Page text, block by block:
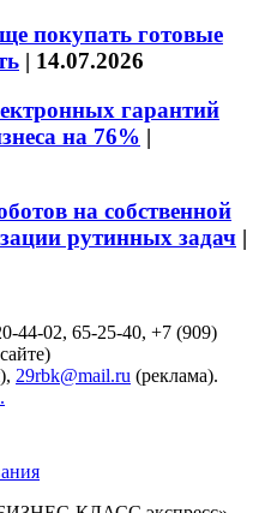
покупать готовые
| 14.07.2026
гарантий
на 76% |
на собственной
рутинных задач |
44-02, 65-25-40, +7 (909)
29rbk@mail.ru (реклама).